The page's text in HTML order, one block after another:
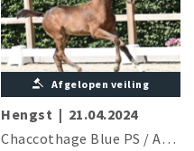
Afgelopen veiling
Hengst | 21.04.2024
Chaccothage Blue PS / Aganix du Seigneur Z